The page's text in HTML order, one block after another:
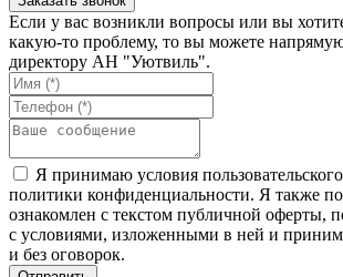
Если у вас возникли вопросы или вы
какую-то проблему, то вы можете
директору АН "Уютвиль".
Я принимаю условия
политики конфиденциальности. Я также
ознакомлен с текстом публичной оферты,
с условиями, изложенными в ней и
и без оговорок.